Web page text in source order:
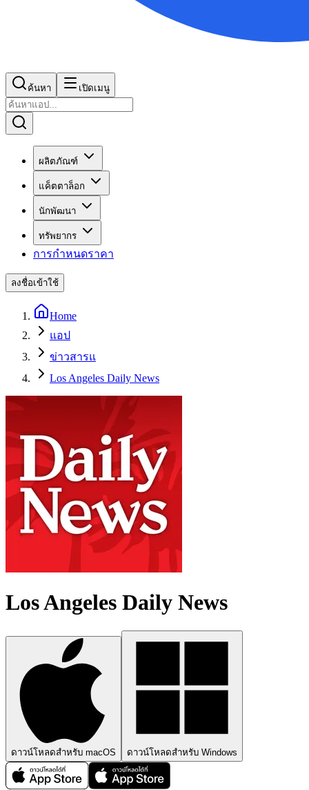
ค้นหา เปิดเมนู
ผลิตภัณฑ์
แค็ตตาล็อก
นักพัฒนา
ทรัพยากร
การกำหนดราคา
ลงชื่อเข้าใช้
Home
แอป
ข่าวสารแ
Los Angeles Daily News
Los Angeles Daily News
ดาวน์โหลดสำหรับ macOS ดาวน์โหลดสำหรับ Windows